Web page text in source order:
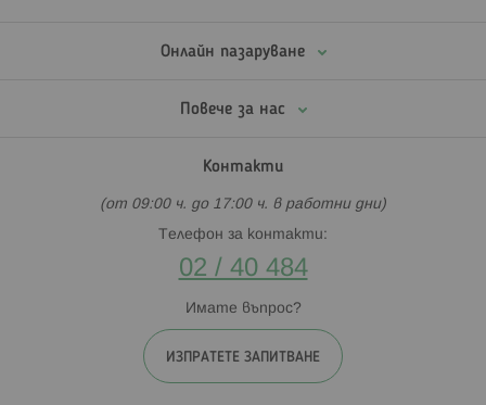
Онлайн пазаруване
Повече за нас
Контакти
(от 09:00 ч. до 17:00 ч. в работни дни)
Телефон за контакти:
02 / 40 484
Имате въпрос?
ИЗПРАТЕТЕ ЗАПИТВАНЕ